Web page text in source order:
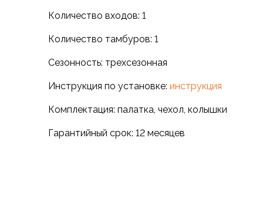
Неопреновые перчатки
Головные уборы
Шапки
Капюшоны-банданы
Кепки и бейсболки
Шарфы
Количество входов: 1
Количество тамбуров: 1
Сезонность: трехсезонная
Инструкция по установке: инструкция
Комплектация: палатка, чехол, колышки
Гарантийный срок: 12 месяцев